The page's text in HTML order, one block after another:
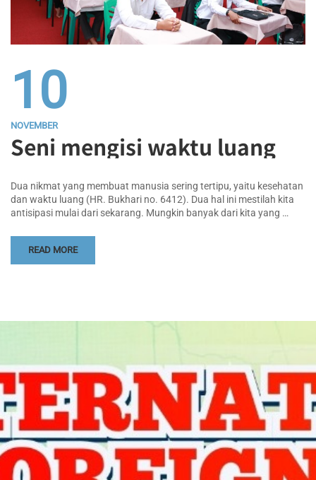
10
NOVEMBER
Seni mengisi waktu luang
Dua nikmat yang membuat manusia sering tertipu, yaitu kesehatan
dan waktu luang (HR. Bukhari no. 6412). Dua hal ini mestilah kita
antisipasi mulai dari sekarang. Mungkin banyak dari kita yang …
READ MORE